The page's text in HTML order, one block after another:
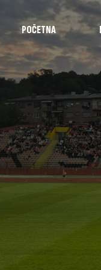
POČETNA
Utakmice
Intervjui
Highlights
Izvještaji